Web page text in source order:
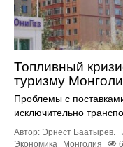
Топливный
туризму
Проблемы с
исключительно
Автор: Эрнест Баатырев.
Экономика
Монголия